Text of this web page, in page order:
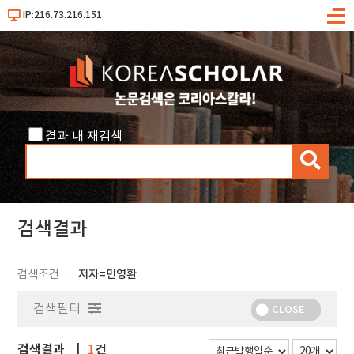
IP:216.73.216.151
메
결과 내 재검색
검
색
검색결과
검색조건 저자=민영환
검색필터 CLOSE
검색결과 1건